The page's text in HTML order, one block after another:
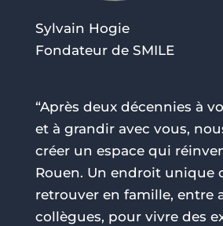
Sylvain Hogie
Fondateur de SMILE
“Après deux décennies à
et à grandir avec vous,
créer un espace qui
Rouen. Un endroit unique
retrouver en famille, entre
collègues, pour vivre des